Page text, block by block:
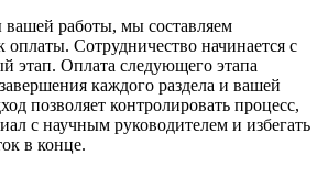
вашей работы, мы составляем
Сотрудничество начинается с
этап. Оплата следующего этапа
каждого раздела и вашей
позволяет контролировать процесс,
с научным руководителем и избегать
в конце.